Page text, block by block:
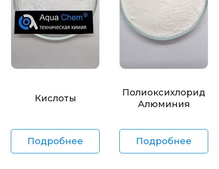
Кислоты
Подробнее
Полиоксихлорид
Алюминия
Подробнее